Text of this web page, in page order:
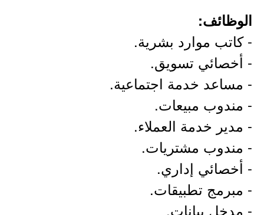
الوظائف:
- كاتب موارد بشرية.
- أخصائي تسويق.
- مساعد خدمة اجتماعية.
- مندوب مبيعات.
- مدير خدمة العملاء.
- مندوب مشتريات.
- أخصائي إداري.
- مبرمج تطبيقات.
- مدخل بيانات.